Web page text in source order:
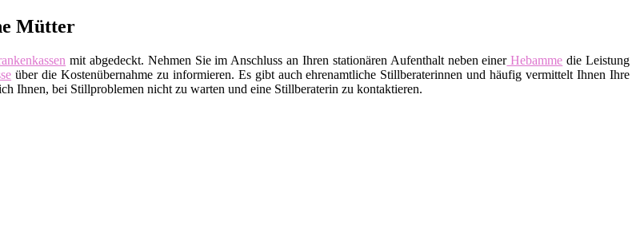
Mütter
mit abgedeckt. Nehmen Sie im Anschluss an Ihren stationären Aufenthalt neben einerHebamme die Leistung
über die Kostenübernahme zu informieren. Es gibt auch ehrenamtliche Stillberaterinnen und häufig vermittelt Ihnen Ihre
Ihnen, bei Stillproblemen nicht zu warten und eine Stillberaterin zu kontaktieren.